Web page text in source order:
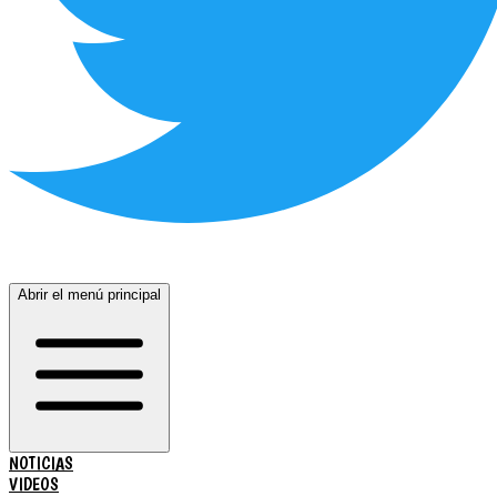
Abrir el menú principal
NOTICIAS
VIDEOS